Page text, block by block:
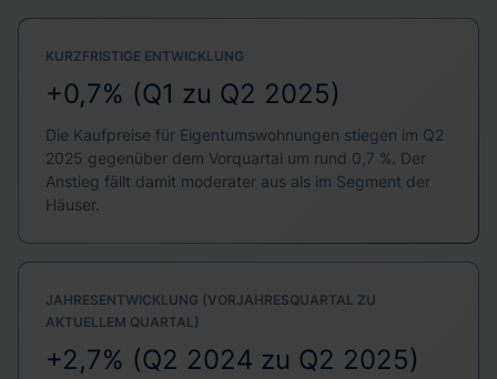
KURZFRISTIGE ENTWICKLUNG
+0,7% (Q1 zu Q2 2025)
Die Kaufpreise für Eigentumswohnungen stiegen im Q2
2025 gegenüber dem Vorquartal um rund 0,7 %. Der
Anstieg fällt damit moderater aus als im Segment der
Häuser.
JAHRESENTWICKLUNG (VORJAHRESQUARTAL ZU
AKTUELLEM QUARTAL)
+2,7% (Q2 2024 zu Q2 2025)